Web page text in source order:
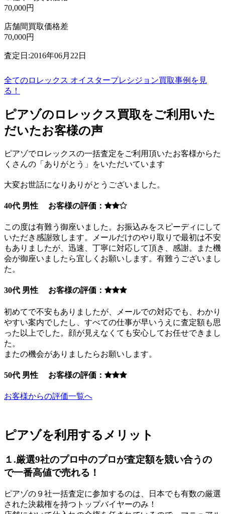
70,000円
店舗間買取価格差
70,000円
査定日:2016年06月22日
全てのロレックス オイスタープレシジョン買取事例を見
る！
ピアゾのロレックス買取をご利用いた
だいたお客様の声
ピアゾでロレックスの一括査定をご利用頂いたお客様からた
くさんの「ありがとう」をいただいています
大変お世話になりありがとうございました。
40代 男性 お客様の評価：
この度は有難う御座いました。お振込みをスピーディにして
いただき感謝致します。メールだけのやり取りで最初は不安
もありましたが、迅速、丁寧に対応して頂き、感謝。また機
会が御座いましたら宜しくお願いします。有難うございまし
た。
30代 男性 お客様の評価：
初めてで不安もありましたが、メールでの対応でも、わかり
やすい案内でしたし、すべての仕事が早いうえに査定額も思
った以上でした。顔が見えなくても安心してお任せできまし
た。
またの機会がありましたらお願いします。
50代 男性 お客様の評価：
お客様からの評価一覧へ
ピアゾを利用するメリット
１.厳選9社のプロ中のプロが査定額を競い合うの
で一番高値で売れる！
ピアゾの９社一括査定に参加するのは、日本でも有数の厳選
された決裁権を持つトップバイヤーのみ！